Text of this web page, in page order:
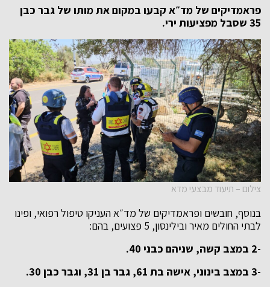
פראמדיקים של מד״א קבעו במקום את מותו של גבר כבן
35 שסבל מפציעות ירי.
צילום – תיעוד מבצעי מדא
בנוסף, חובשים ופראמדיקים של מד״א העניקו טיפול רפואי, ופינו
לבתי החולים מאיר ובילינסון, 5 פצועים, בהם:
-2 במצב קשה, שניהם כבני 40.
-3 במצב בינוני, אישה בת 61, גבר בן 31, וגבר כבן 30.